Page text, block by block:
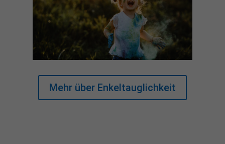
Mehr über Enkeltauglichkeit